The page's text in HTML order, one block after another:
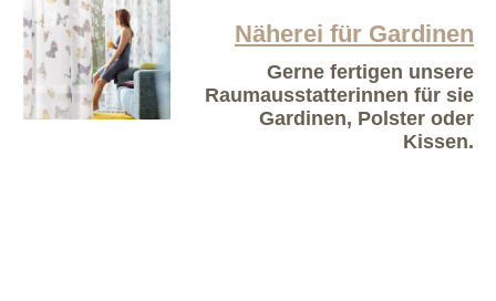
Näherei für Gardinen
Gerne fertigen unsere
Raumausstatterinnen für sie
Gardinen, Polster oder
Kissen.